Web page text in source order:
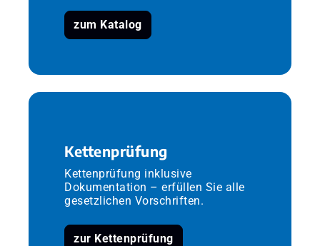
zum Katalog
Kettenprüfung
Kettenprüfung inklusive
Dokumentation – erfüllen Sie alle
gesetzlichen Vorschriften.
zur Kettenprüfung